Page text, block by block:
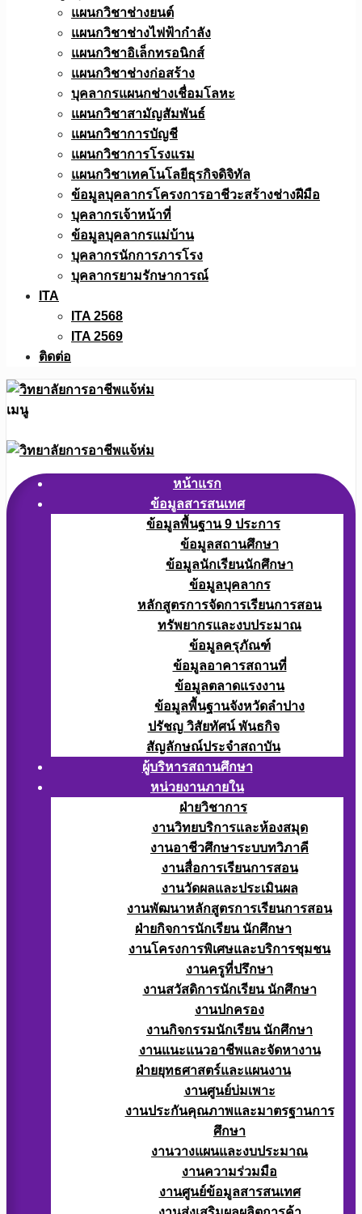
แผนกวิชาช่างยนต์
แผนกวิชาช่างไฟฟ้ากำลัง
แผนกวิชาอิเล็กทรอนิกส์
แผนกวิชาช่างก่อสร้าง
บุคลากรแผนกช่างเชื่อมโลหะ
แผนกวิชาสามัญสัมพันธ์
แผนกวิชาการบัญชี
แผนกวิชาการโรงแรม
แผนกวิชาเทคโนโลยีธุรกิจดิจิทัล
ข้อมูลบุคลากรโครงการอาชีวะสร้างช่างฝีมือ
บุคลากรเจ้าหน้าที่
ข้อมูลบุคลากรแม่บ้าน
บุคลากรนักการภารโรง
บุคลากรยามรักษาการณ์
ITA
ITA 2568
ITA 2569
ติดต่อ
เมนู
หน้าแรก
ข้อมูลสารสนเทศ
ข้อมูลพื้นฐาน 9 ประการ
ข้อมูลสถานศึกษา
ข้อมูลนักเรียนนักศึกษา
ข้อมูลบุคลากร
หลักสูตรการจัดการเรียนการสอน
ทรัพยากรและงบประมาณ
ข้อมูลครุภัณฑ์
ข้อมูลอาคารสถานที่
ข้อมูลตลาดแรงงาน
ข้อมูลพื้นฐานจังหวัดลำปาง
ปรัชญ วิสัยทัศน์ พันธกิจ
สัญลักษณ์ประจำสถาบัน
ผู้บริหารสถานศึกษา
หน่วยงานภายใน
ฝ่ายวิชาการ
งานวิทยบริการและห้องสมุด
งานอาชีวศึกษาระบบทวิภาคี
งานสื่อการเรียนการสอน
งานวัดผลและประเมินผล
งานพัฒนาหลักสูตรการเรียนการสอน
ฝ่ายกิจการนักเรียน นักศึกษา
งานโครงการพิเศษและบริการชุมชน
งานครูที่ปรึกษา
งานสวัสดิการนักเรียน นักศึกษา
งานปกครอง
งานกิจกรรมนักเรียน นักศึกษา
งานแนะแนวอาชีพและจัดหางาน
ฝ่ายยุทธศาสตร์และแผนงาน
งานศูนย์บ่มเพาะ
งานประกันคุณภาพและมาตรฐานการ
ศึกษา
งานวางแผนและงบประมาณ
งานความร่วมมือ
งานศูนย์ข้อมูลสารสนเทศ